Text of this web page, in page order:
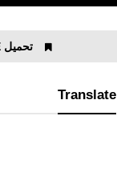
Translate